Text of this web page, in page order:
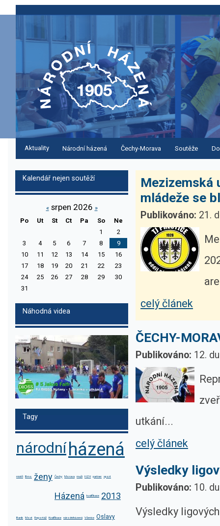
Aktuality Národní házená Čechy-Morava Soutěže
Kalendář nejen soutěží
«srpen 2026 »
Po
Ut St Ct Pa So
Ne
1
2
3
4 5 6 7 8
9
10
11 12 13 14 15
16
17
18 19 20 21 22
23
24
25 26 27 28 29
30
31
Náhodná videa
Tagy
národní házená
mistři Brno ženy Čechy Morava muži HZH partner sport
Házená kvalifikace 2013
Baník Most Reportáž Kvalifikace národníházená Všenice Oslavy
Mezizemská
mládeže se
Publikováno: 21.
celý článek
ČECHY-
Publikováno: 12.
utkání...
celý článek
Výsledky
Publikováno: 10.
Výsledky